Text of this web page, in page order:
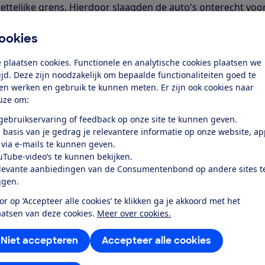
plaatsen cookies. Functionele en analytische cookies plaatsen we
Deze zijn noodzakelijk om bepaalde functionaliteiten goed te
werken en gebruik te kunnen meten. Er zijn ook cookies naar
om:
of feedback op onze site te kunnen geven.
basis van je gedrag je relevantere informatie op onze website,
e-mails te kunnen geven.
video’s te kunnen bekijken.
aanbiedingen van de Consumentenbond op andere sites
op ‘Accepteer alle cookies’ te klikken ga je akkoord met het
van deze cookies. Meer over cookies.
Accepteer alle cookies
Niet accepteren
grens. Hierdoor slaagden de auto's onterecht
Renault-diesels behoren zelfs tot de meest vervuilende
van de manipulatiesoftware toegegeven, maar beweert
is toegestaan. Het Hof van Justitie maakte gehakt van
Renault alle verantwoordelijkheid te nemen. Tot op de
geen inspanningen gedaan om de dieselauto's alsnog
en regelgeving op het gebied van NOx-uitstoot.
een sjoemeldiesel?
je bij ons aan voor de procedure van Stichting Car Claim.
artikelen